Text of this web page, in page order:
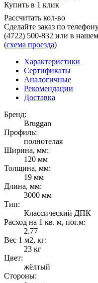
Купить в 1 клик
Рассчитать кол-во
Сделайте заказ по
(4722) 500-832 или в
(схема проезда)
Характеристики
Сертификаты
Аналогичные
Рекомендации
Доставка
Бренд:
Bruggan
Профиль:
полнотелая
Ширина, мм:
120 мм
Толщина, мм:
19 мм
Длина, мм:
3000 мм
Тип:
Классический ДПК
Расход на 1 кв. м, пог.м:
2.77
Вес 1 м2, кг:
23 кг
Цвет:
жёлтый
Стороны: